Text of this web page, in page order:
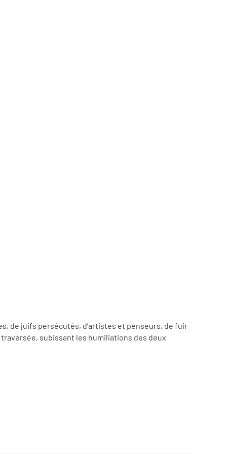
de juifs persécutés, d’artistes et penseurs, de fuir
subissant les humiliations des deux